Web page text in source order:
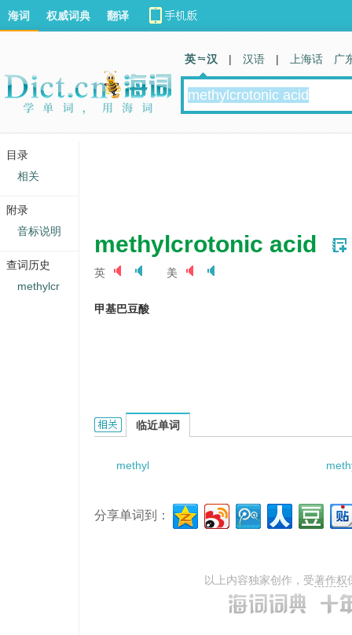
methylcrotonic acid
英 美
甲基巴豆酸
methylcrotonic acid的相关资料：
临近单词
methyl
分享单词到：
以上内容独家创作，受著作权
海词 权威词典 翻译
英 汉 | 汉语 | 上海话 广
目录
相关
附录
音标说明
查词历史
methylcr